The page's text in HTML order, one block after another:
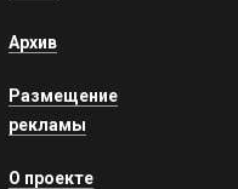
Архив
Размещение
рекламы
О проекте